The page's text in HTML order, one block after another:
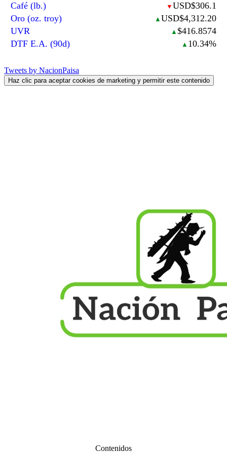
Café (lb.)
▼ USD$306.1
Oro (oz. troy)
▲ USD$4,312.20
UVR
▲ $416.8574
DTF E.A. (90d)
▲ 10.34%
Tweets by NacionPaisa
Haz clic para aceptar cookies de marketing y permitir este contenido
Contenidos